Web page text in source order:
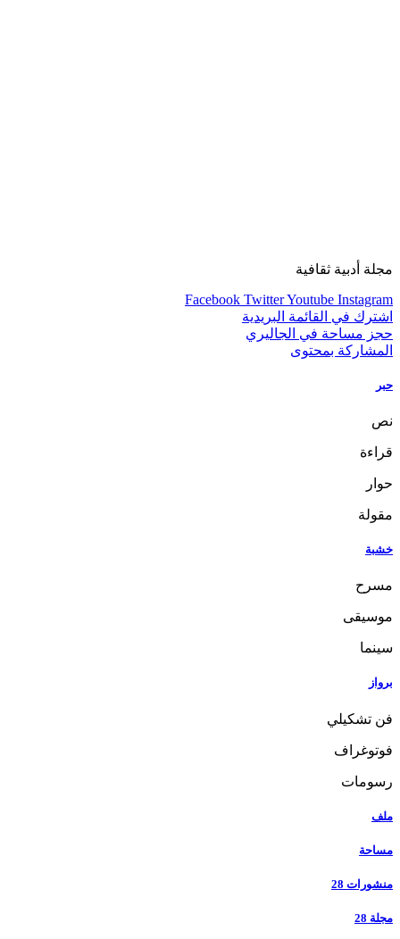
مجلة أدبية ثقافية
Facebook TwitterYoutube Instagram
اشترك في القائمة البريدية
حجز مساحة في الجاليري
المشاركة بمحتوى
حبر
نص
قراءة
حوار
مقولة
خشبة
مسرح
موسيقى
سينما
برواز
فن تشكيلي
فوتوغراف
رسومات
ملف
مساحة
منشورات 28
مجلة 28